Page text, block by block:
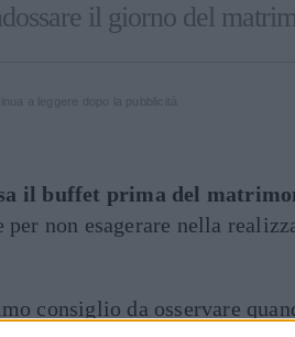
il giorno del
il buffet prima del
per non esagerare nella
consiglio da osservare